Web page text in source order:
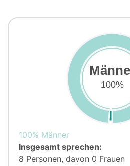
100%
100% Männer
Insgesamt sprechen:
8 Personen, davon 0 Frauen